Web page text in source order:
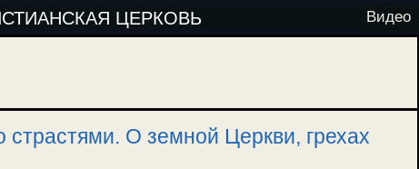
ЦЕРКОВЬ Видео
О земной Церкви, грехах